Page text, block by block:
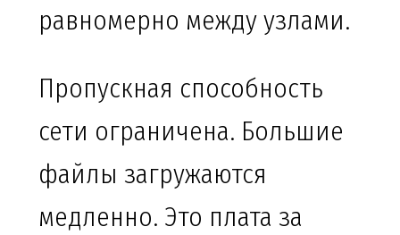
равномерно между узлами.
Пропускная способность
сети ограничена. Большие
файлы загружаются
медленно. Это плата за